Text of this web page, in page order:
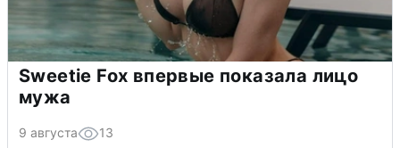
Sweetie Fox впервые показала лицо
мужа
9 августа 13